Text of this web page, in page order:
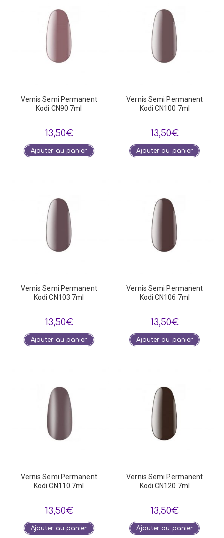
Vernis Semi Permanent
Kodi CN90 7ml
13,50€
Ajouter au panier
Vernis Semi Permanent
Kodi CN100 7ml
13,50€
Ajouter au panier
Vernis Semi Permanent
Kodi CN103 7ml
13,50€
Ajouter au panier
Vernis Semi Permanent
Kodi CN106 7ml
13,50€
Ajouter au panier
Vernis Semi Permanent
Kodi CN110 7ml
13,50€
Ajouter au panier
Vernis Semi Permanent
Kodi CN120 7ml
13,50€
Ajouter au panier